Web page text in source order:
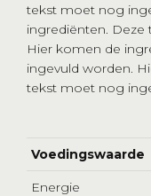
tekst moet nog
ingrediënten.
Hier komen de
ingevuld worden.
tekst moet nog
Voedingswaarde
Energie